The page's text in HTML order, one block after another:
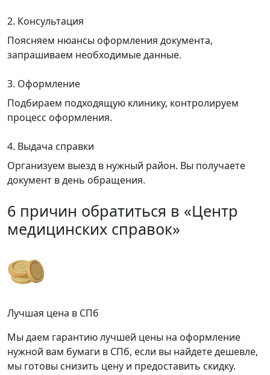
2. Консультация
Поясняем нюансы оформления документа,
запрашиваем необходимые данные.
3. Оформление
Подбираем подходящую клинику, контролируем
процесс оформления.
4. Выдача справки
Организуем выезд в нужный район. Вы получаете
документ в день обращения.
6 причин обратиться в «Центр
медицинских справок»
Лучшая цена в СПб
Мы даем гарантию лучшей цены на оформление
нужной вам бумаги в СПб, если вы найдете дешевле,
мы готовы снизить цену и предоставить скидку.